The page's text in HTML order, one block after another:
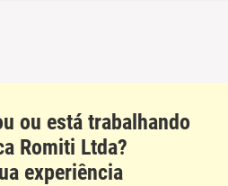
ou está trabalhando
Romiti Ltda?
experiência